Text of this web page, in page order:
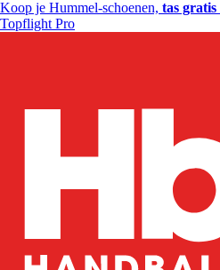
Koop je Hummel-schoenen, tas gratis
Topflight Pro